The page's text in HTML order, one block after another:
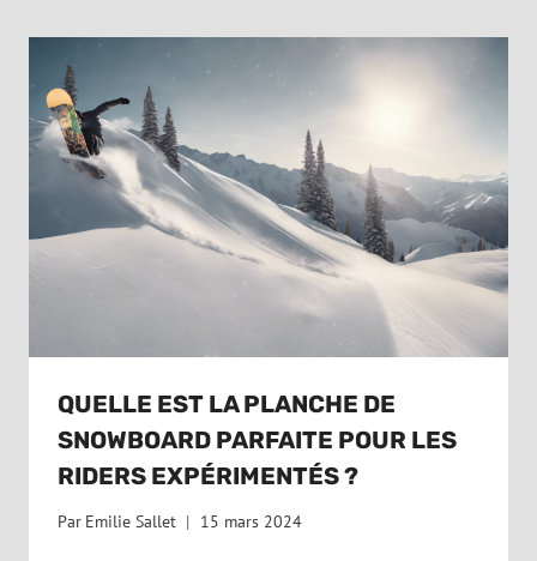
QUELLE EST LA PLANCHE DE
SNOWBOARD PARFAITE POUR LES
RIDERS EXPÉRIMENTÉS ?
Par Emilie Sallet 15 mars 2024